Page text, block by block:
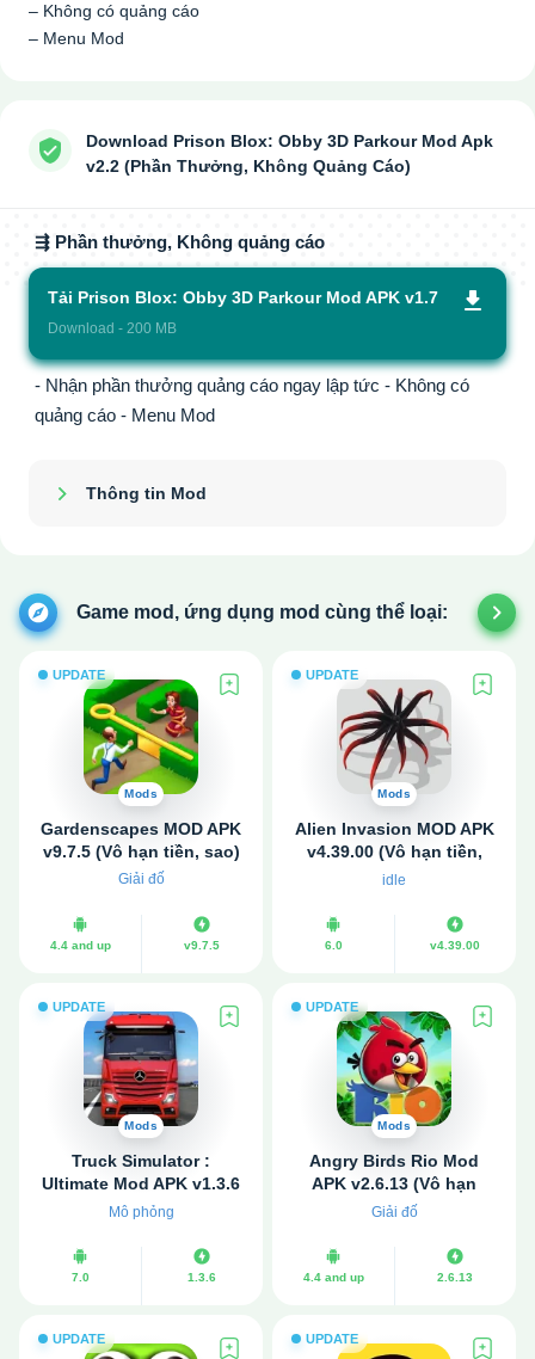
– Không có quảng cáo
– Menu Mod
Download Prison Blox: Obby 3D Parkour Mod Apk
v2.2 (Phần Thưởng, Không Quảng Cáo)
⇶ Phần thưởng, Không quảng cáo
Tải Prison Blox: Obby 3D Parkour Mod APK v1.7
Download - 200 MB
- Nhận phần thưởng quảng cáo ngay lập tức - Không có
quảng cáo - Menu Mod
Thông tin Mod
Game mod, ứng dụng mod cùng thể loại:
UPDATE
Mods
Gardenscapes MOD APK
v9.7.5 (Vô hạn tiền, sao)
Giải đố
4.4 and up v9.7.5
UPDATE
Mods
Alien Invasion MOD APK
v4.39.00 (Vô hạn tiền,
Premium)
idle
6.0 v4.39.00
UPDATE
Mods
Truck Simulator :
Ultimate Mod APK v1.3.6
(Vô hạn tiền)
Mô phỏng
7.0 1.3.6
UPDATE
Mods
Angry Birds Rio Mod
APK v2.6.13 (Vô hạn
tiền)
Giải đố
4.4 and up 2.6.13
UPDATE UPDATE